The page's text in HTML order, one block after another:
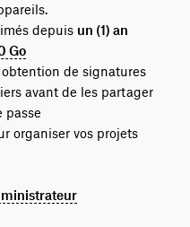
depuis un (1) an
Go
de signatures
avant de les partager
passe
organiser vos projets